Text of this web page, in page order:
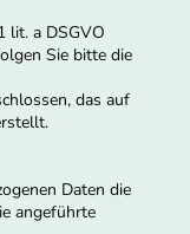
lit. a DSGVO
Sie bitte die
das auf
Daten die
angeführte